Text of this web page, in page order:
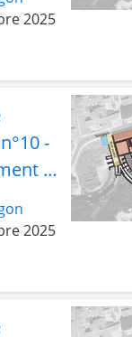
est et
2025
-
de
ouest
2025